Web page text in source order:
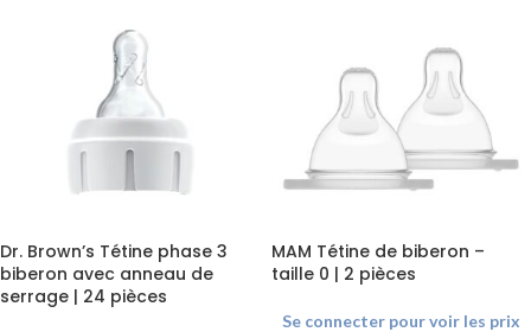
Dr. Brown’s Tétine phase 3
biberon avec anneau de
serrage | 24 pièces
MAM Tétine de biberon –
taille 0 | 2 pièces
Se connecter pour voir les prix